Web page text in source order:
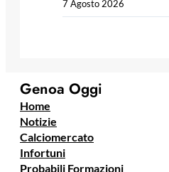
7 Agosto 2026
Genoa Oggi
Home
Notizie
Calciomercato
Infortuni
Probabili Formazioni